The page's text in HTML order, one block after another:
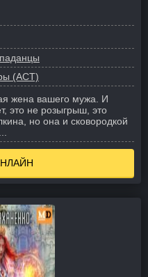
(АСТ)
жена вашего мужа. И
это не розыгрыш, это
но она и сковородкой